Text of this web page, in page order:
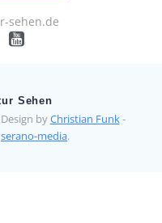
sehen.de
Sehen
byChristian Funk-
serano-media.